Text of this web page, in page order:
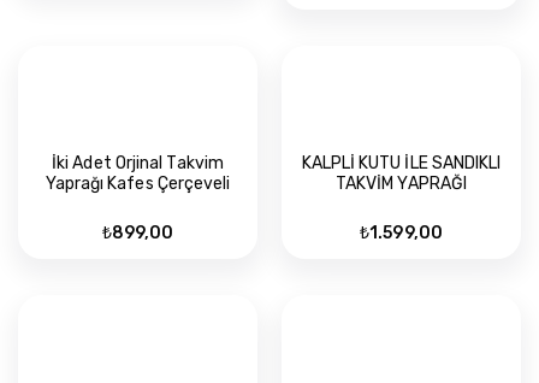
İki Adet Orjinal Takvim
Yaprağı Kafes Çerçeveli
₺899,00
KALPLİ KUTU İLE SANDIKLI
TAKVİM YAPRAĞI
₺1.599,00